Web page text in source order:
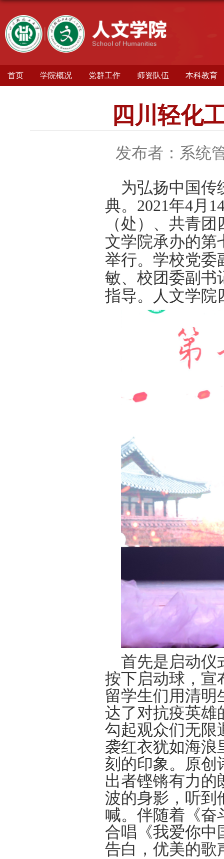
首页 学院概况 党群工作 师资队伍 本科教育
四川轻化
发布者：系统
为弘扬中国传
典。 2021年4月
（处）、共青
文学院承办的第
举行。学校党委
敏、校团委副书
指导。人文学院
首先是启动仪
按下启动球，宣
留学生们用清明
达了对抗疫英雄
勾起观众们无限
袭红衣犹如海浪
刻的印象。原创
出者铿锵有力的
波的身影，听到
喊。伴随着《奋
合唱《我爱你中
告白，优美的歌